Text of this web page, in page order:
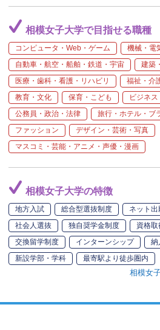
相模女子大学で目指せる職種
コンピュータ・Web・ゲーム
機械・電
自動車・航空・船舶・鉄道・宇宙
建築
医療・歯科・看護・リハビリ
福祉・介
教育・文化
保育・こども ビジネ
公務員・政治・法律
旅行・ホテル・ブ
ファッション
デザイン・芸術・写真
マスコミ・芸能・アニメ・声優・漫画
相模女子大学の特徴
地方入試 総合型選抜制度 ネット出
社会人選抜
独自奨学金制度
資格
交換留学制度
インターンシップ 納
新設学部・学科
最寄駅より徒歩圏内
相模女